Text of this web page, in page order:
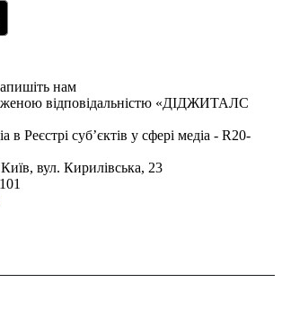
нам
відповідальністю «ДІДЖИТАЛС
в Реєстрі суб’єктів у сфері медіа - R20-
вул. Кирилівська, 23